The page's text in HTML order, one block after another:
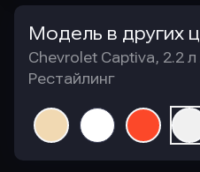
Модель в других
Chevrolet Captiva, 2.2
Рестайлинг